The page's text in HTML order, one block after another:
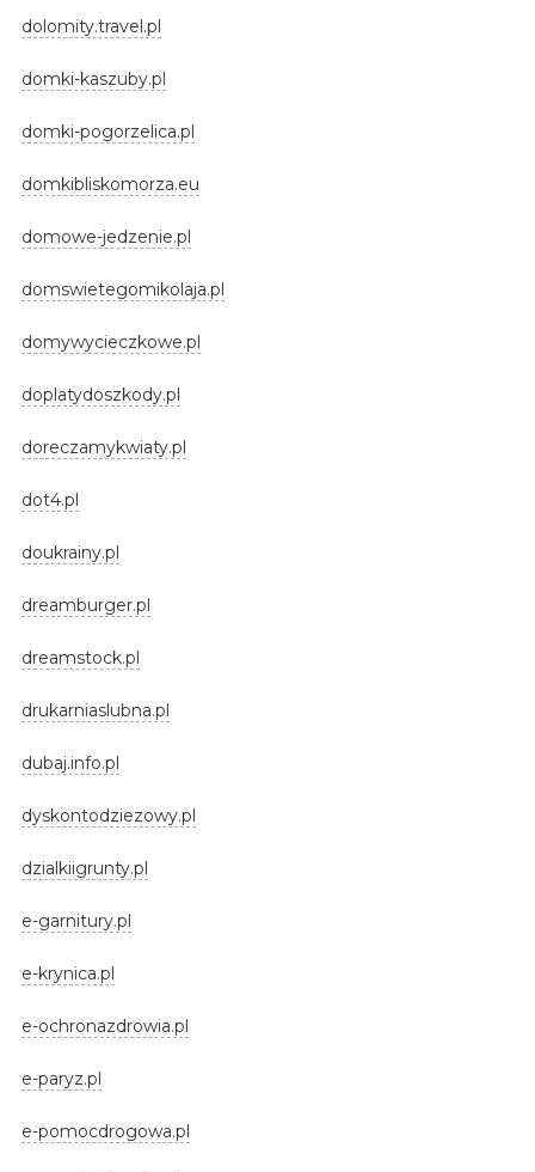
dolomity.travel.pl
domki-kaszuby.pl
domki-pogorzelica.pl
domkibliskomorza.eu
domowe-jedzenie.pl
domswietegomikolaja.pl
domywycieczkowe.pl
doplatydoszkody.pl
doreczamykwiaty.pl
dot4.pl
doukrainy.pl
dreamburger.pl
dreamstock.pl
drukarniaslubna.pl
dubaj.info.pl
dyskontodziezowy.pl
dzialkiigrunty.pl
e-garnitury.pl
e-krynica.pl
e-ochronazdrowia.pl
e-paryz.pl
e-pomocdrogowa.pl